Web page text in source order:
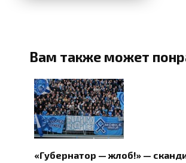
Вам также может
«Губернатор — жлоб!» —